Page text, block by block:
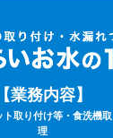
【業務内容】
取り付け等・食洗機
理